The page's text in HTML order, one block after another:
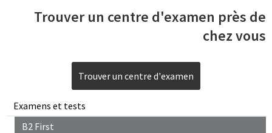
Examens et tests
B2 First
Trouver un centre d'examen près de
chez vous
Trouver un centre d'examen